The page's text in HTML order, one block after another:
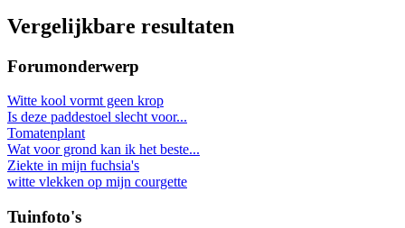
Vergelijkbare resultaten
Forumonderwerp
Witte kool vormt geen krop
Is deze paddestoel slecht voor...
Tomatenplant
Wat voor grond kan ik het beste...
Ziekte in mijn fuchsia's
witte vlekken op mijn courgette
Tuinfoto's